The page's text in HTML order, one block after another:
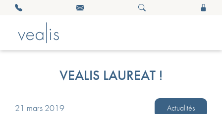
VEALIS LAUREAT !
21 mars 2019 Actualités